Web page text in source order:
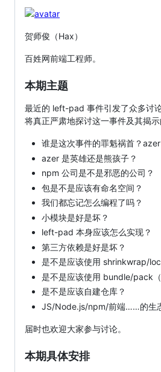
贺师俊（Hax）
百姓网前端工程师。
本期主题
最近的 left-pad 事件引发了众多讨
将真正严肃地探讨这一事件及其揭
谁是这次事件的罪魁祸首？
azer 是英雄还是熊孩子？
npm 公司是不是邪恶的公司？
包是不是应该有命名空间？
我们都忘记怎么编程了吗？
小模块是好是坏？
left-pad 本身应该怎么实现？
第三方依赖是好是坏？
是不是应该使用 shrinkwrap/
是不是应该使用 bundle/pack
是不是应该自建仓库？
JS/Node.js/npm/前端……的生
届时也欢迎大家参与讨论。
本期具体安排